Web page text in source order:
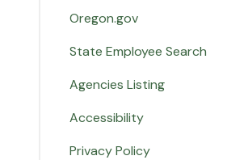
Oregon.gov
State Employee Search
Agencies Listing
Accessibility
Privacy Policy